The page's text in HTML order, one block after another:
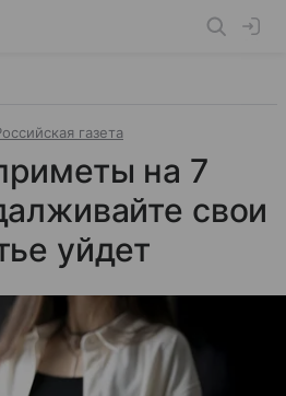
газета
на 7
свои
уйдет